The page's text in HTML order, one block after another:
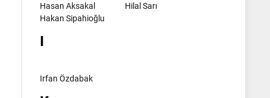
Hasan Aksakal
Hilal Sarı
Hakan Sipahioğlu
I
Irfan Özdabak